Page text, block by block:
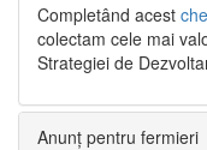
Completând acest
colectam cele mai
Strategiei de
Anunț pentru fermieri